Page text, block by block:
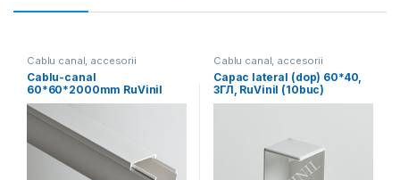
Cablu canal, accesorii
Cablu-canal
60*60*2000mm RuVinil
(32m)
Cablu canal, accesorii
Capac lateral (dop) 60*40,
ЗГЛ, RuVinil (10buc)